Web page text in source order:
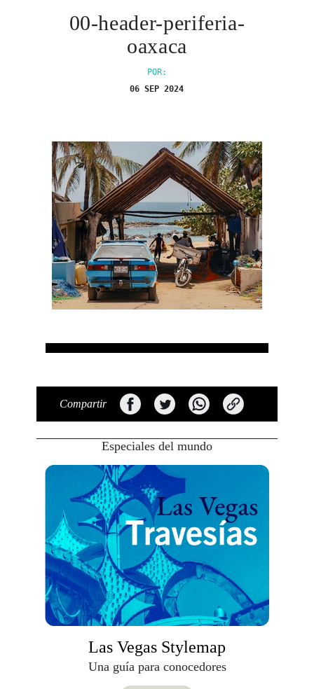
00-header-periferia-
oaxaca
POR:
06 SEP 2024
Compartir
Especiales del mundo
Las Vegas Stylemap
Una guía para conocedores